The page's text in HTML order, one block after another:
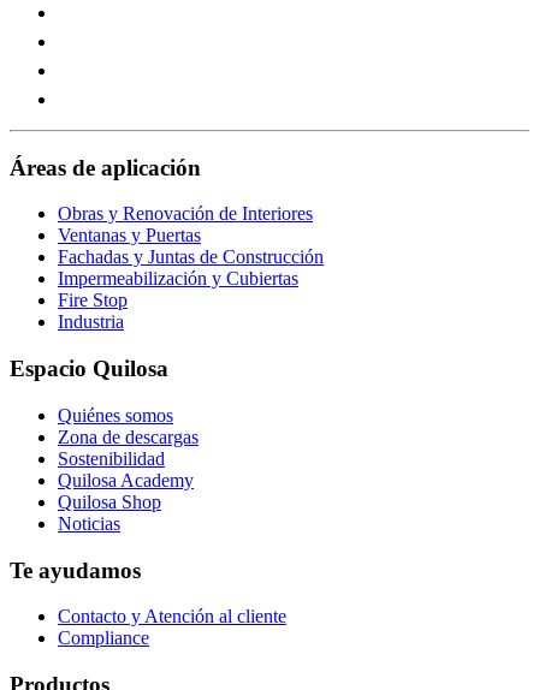
page
https://www.facebook.com/QuilosaSelenaIberia/
page
Áreas de aplicación
Obras y Renovación de Interiores
Ventanas y Puertas
Fachadas y Juntas de Construcción
Impermeabilización y Cubiertas
Fire Stop
Industria
Espacio Quilosa
Quiénes somos
Zona de descargas
Sostenibilidad
Quilosa Academy
Quilosa Shop
Noticias
Te ayudamos
Contacto y Atención al cliente
Compliance
Productos